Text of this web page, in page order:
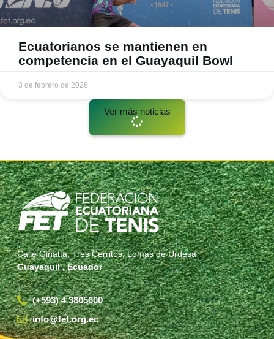
Ecuatorianos se mantienen en
competencia en el Guayaquil Bowl
3 de febrero de 2026
Ver más noticias
Calle Ginatta, Tres Cerritos, Lomas de Urdesa
Guayaquil , Ecuador
(+593) 4 3805600
info@fet.org.ec